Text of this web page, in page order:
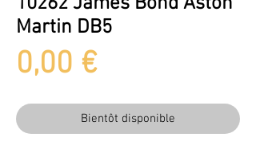
Martin DB5
0,00 €Prix
Bientôt disponible